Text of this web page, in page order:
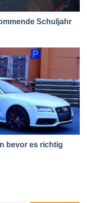
Schuljahr
bevor es richtig